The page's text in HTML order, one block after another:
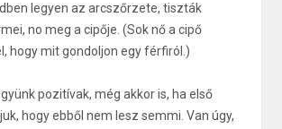
legyen az arcszőrzete, tiszták
no meg a cipője. (Sok nő a cipő
hogy mit gondoljon egy férfiról.)
pozitívak, még akkor is, ha első
hogy ebből nem lesz semmi. Van úgy,